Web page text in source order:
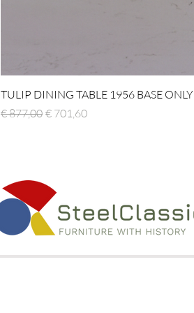
TULIP DINING TABLE 1956 BASE ONLY
Normale prijs
€ 877,00 Verkoopprijs
€ 701,60